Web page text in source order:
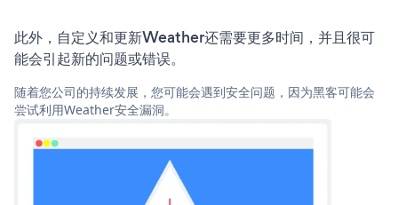
此外，自定义和更新Weather还需要更多时间，并且很可
能会引起新的问题或错误。
随着您公司的持续发展，您可能会遇到安全问题，因为黑客可能会
尝试利用Weather安全漏洞。